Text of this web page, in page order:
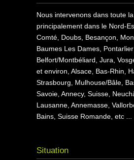
Nous intervenons dans toute
principalement dans le Nord-
Comté, Doubs, Besançon,
Baumes Les Dames,
Belfort/Montbéliard, Jura,
et environ, Alsace, Bas-Rhin,
Strasbourg, Mulhouse/Bâle,
Savoie, Annecy, Suisse,
Lausanne, Annemasse,
Bains, Suisse Romande, etc ...
Situation